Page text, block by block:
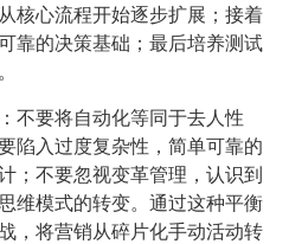
核心流程开始逐步扩展；接着
靠的决策基础；最后培养测试
不要将自动化等同于去人性
陷入过度复杂性，简单可靠的
；不要忽视变革管理，认识到
维模式的转变。通过这种平衡
，将营销从碎片化手动活动转